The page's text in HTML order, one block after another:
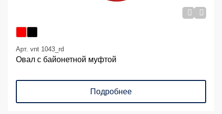
Арт. vnt 1043_rd
Овал с байонетной муфтой
Подробнее